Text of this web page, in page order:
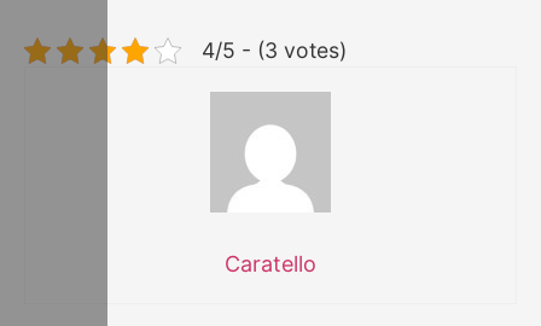
4/5 - (3 votes)
Caratello